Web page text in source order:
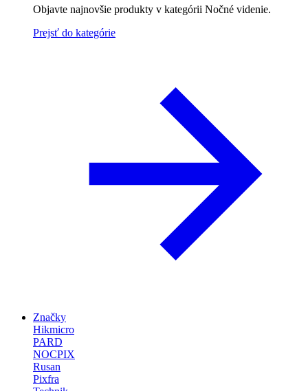
Objavte najnovšie produkty v kategórii Nočné videnie.
Prejsť do kategórie
Značky
Hikmicro
PARD
NOCPIX
Rusan
Pixfra